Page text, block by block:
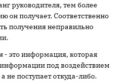
руководителя, тем более
получает. Соответственно
получения неправильно
- это информация, которая
информации под воздействием
поступает откуда-либо.